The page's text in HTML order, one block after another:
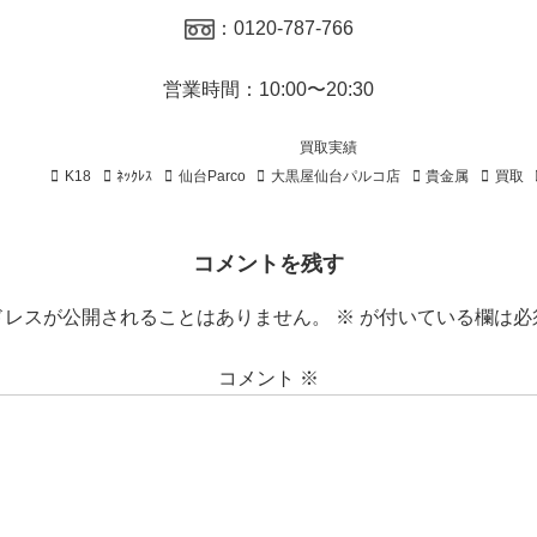
：0120-787-766
営業時間：10:00〜20:30
買取実績
K18 ﾈｯｸﾚｽ 仙台Parco 大黒屋仙台パルコ店 貴金属 買取
コメントを残す
レスが公開されることはありません。 ※ が付いている欄は
コメント ※